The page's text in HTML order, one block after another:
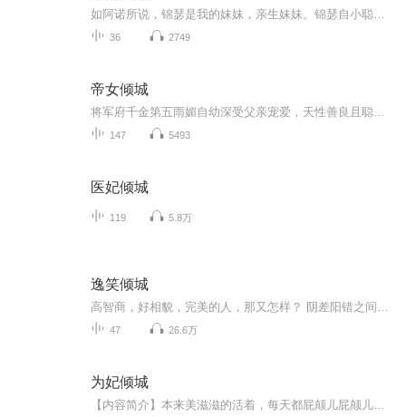
36 2749
帝女倾城
147 5493
医妃倾城
119 5.8万
逸笑倾城
47 26.6万
为妃倾城